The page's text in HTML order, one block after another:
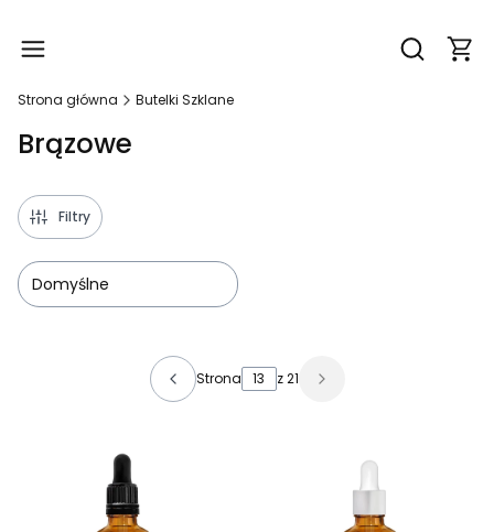
Otwórz
Strona główna Butelki Szklane
Brązowe
Filtry
Domyślne
Lista produktów
Strona z 21